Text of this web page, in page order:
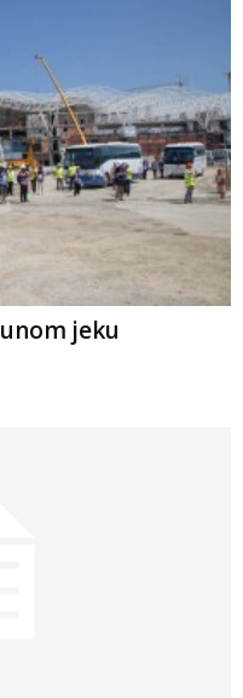
jeku